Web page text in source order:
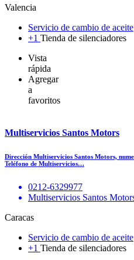
Valencia
Servicio de cambio de aceite
+1 Tienda de silenciadores
Vista
rápida
Agregar
a
favoritos
Multiservicios Santos Motors
Dirección Multiservicios Santos Motors,
Teléfono de Multiservicios…
0212-6329977
Multiservicios Santos
Caracas
Servicio de cambio de aceite
+1 Tienda de silenciadores